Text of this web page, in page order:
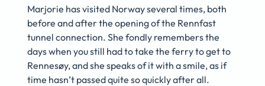
Marjorie has visited Norway several times, both
before and after the opening of the Rennfast
tunnel connection. She fondly remembers the
days when you still had to take the ferry to get to
Rennesøy, and she speaks of it with a smile, as if
time hasn’t passed quite so quickly after all.